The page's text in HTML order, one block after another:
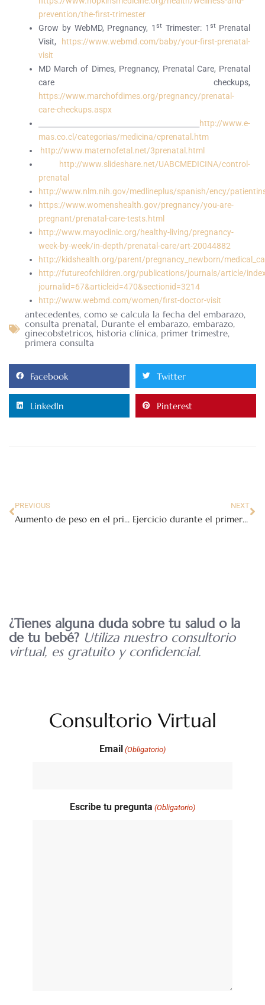
prevention/the-first-trimester
Grow by WebMD, Pregnancy, 1st Trimester: 1 stPrenatal
Visit,
https://www.webmd.com/baby/your-first-prenatal-
visit
MD March of Dimes, Pregnancy, Prenatal Care, Prenatal
care checkups,
https://www.marchofdimes.org/pregnancy/prenatal-
care-checkups.aspx
http://www.e-
mas.co.cl/categorias/medicina/cprenatal.htm
http://www.maternofetal.net/3prenatal.html
http://www.slideshare.net/UABCMEDICINA/control-
prenatal
http://www.nlm.nih.gov/medlineplus/spanish/ency/
https://www.womenshealth.gov/pregnancy/you-are-
pregnant/prenatal-care-tests.html
http://www.mayoclinic.org/healthy-living/pregnancy-
week-by-week/in-depth/prenatal-care/art-20044882
http://kidshealth.org/parent/pregnancy_newborn/
http://futureofchildren.org/publications/journals/article/
journalid=67&articleid=470&sectionid=3214
http://www.webmd.com/women/first-doctor-visit
antecedentes, como se calcula la fecha del embarazo,
consulta prenatal, Durante el embarazo, embarazo,
ginecobstetricos, historia clínica, primer trimestre,
primera consulta
Facebook Twitter
LinkedIn Pinterest
PREVIOUS
Aumento de peso en el primer trimestre
NEXT
Ejercicio durante el primer trimestre del embarazo
¿Tienes alguna duda sobre tu salud o la
de tu bebé? Utiliza nuestro consultorio
virtual, es gratuito y confidencial.
Consultorio Virtual
Email (Obligatorio)
Escribe tu pregunta (Obligatorio)